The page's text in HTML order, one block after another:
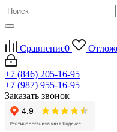
Сравнение0
+7 (846) 205-16-95
+7 (987) 955-16-95
Заказать звонок